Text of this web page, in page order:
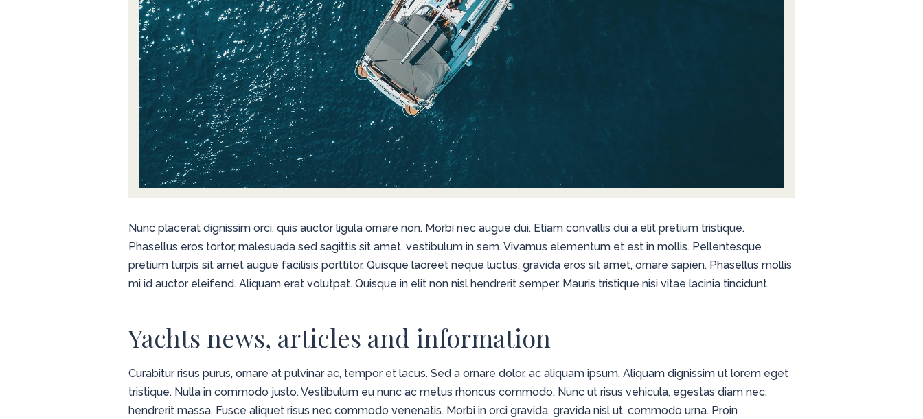
Nunc placerat dignissim orci, quis auctor ligula ornare non. Morbi nec augue dui. Etiam convallis dui a elit pretium tristique.
Phasellus eros tortor, malesuada sed sagittis sit amet, vestibulum in sem. Vivamus elementum et est in mollis. Pellentesque
pretium turpis sit amet augue facilisis porttitor. Quisque laoreet neque luctus, gravida eros sit amet, ornare sapien. Phasellus mollis
mi id auctor eleifend. Aliquam erat volutpat. Quisque in elit non nisl hendrerit semper. Mauris tristique nisi vitae lacinia tincidunt.
Yachts news, articles and information
Curabitur risus purus, ornare at pulvinar ac, tempor et lacus. Sed a ornare dolor, ac aliquam ipsum. Aliquam dignissim ut lorem eget
tristique. Nulla in commodo justo. Vestibulum eu nunc ac metus rhoncus commodo. Nunc ut risus vehicula, egestas diam nec,
hendrerit massa. Fusce aliquet risus nec commodo venenatis. Morbi in orci gravida, gravida nisl ut, commodo urna. Proin